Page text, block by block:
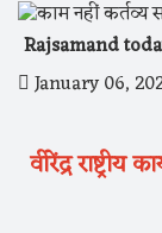
Rajsamand
January 06,
वीरेंद्र